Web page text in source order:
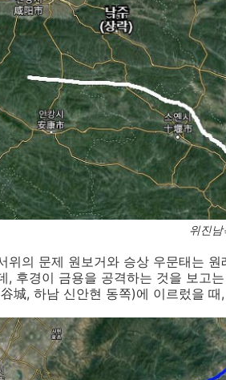
위진
위의 문제 원보거와 승상 우문태는
, 후경이 금용을 공격하는 것을 보고
城, 하남 신안현 동쪽)에 이르렀을